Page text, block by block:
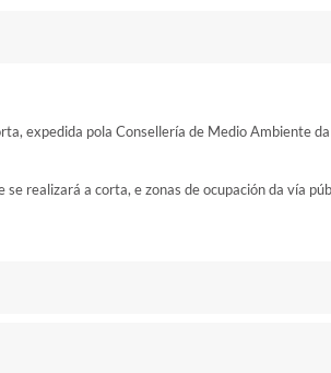
expedida pola Consellería de Medio Ambiente
realizará a corta, e zonas de ocupación da vía